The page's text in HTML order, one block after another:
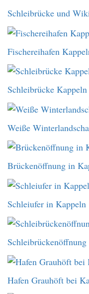
Schleibrücke und
Fischereihafen
Schleibrücke
Weiße
Brückenöffnung in
Schleiufer in Kappeln
Hafen Grauhöft bei